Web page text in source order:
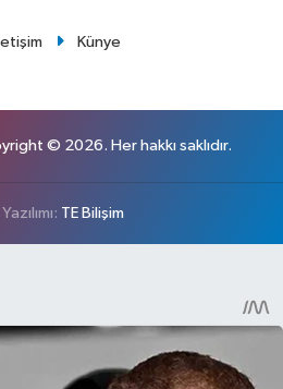
Künye
© 2026. Her hakkı saklıdır.
TE Bilişim